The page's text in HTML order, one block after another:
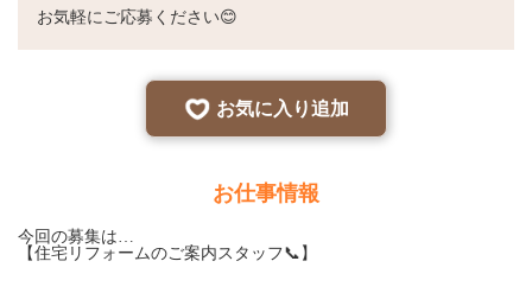
お気軽にご応募ください😊
お気に入り追加
お仕事情報
今回の募集は…
【住宅リフォームのご案内スタッフ📞】